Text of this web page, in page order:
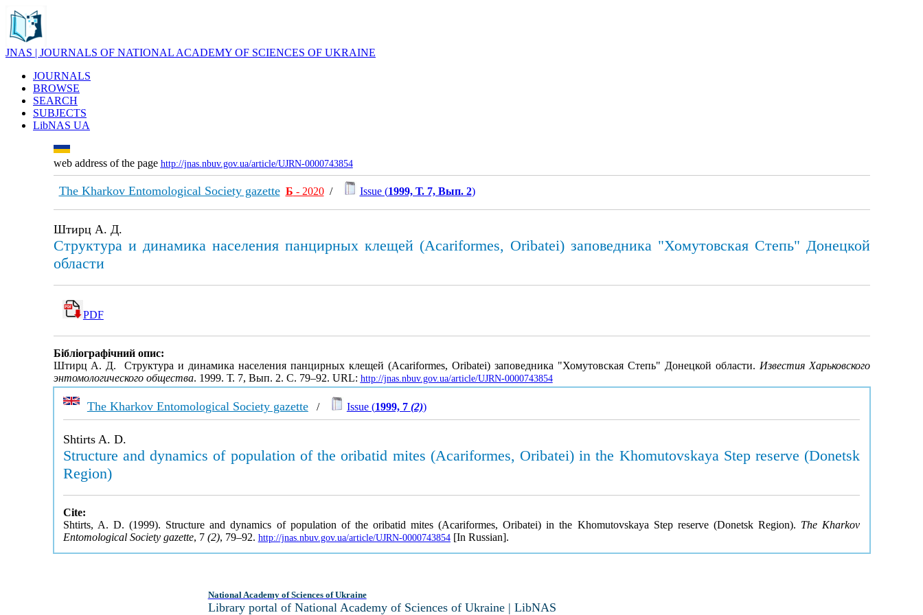
JNAS | JOURNALS OF NATIONAL ACADEMY OF SCIENCES OF UKRAINE
JOURNALS
BROWSE
SEARCH
SUBJECTS
LibNAS UA
web address of the page http://jnas.nbuv.gov.ua/article/UJRN-0000743854
The Kharkov Entomological Society gazette Б - 2020/ Issue (1999, Т. 7, Вып. 2)
Штирц А. Д.
Структура и динамика населения панцирных клещей (Acariformes, Oribatei) заповедника "Хомутовская Степь" Донецкой
области
PDF
Бібліографічний опис:
Штирц А. Д. Структура и динамика населения панцирных клещей (Acariformes, Oribatei) заповедника "Хомутовская Степь" Донецкой области. Известия Харьковского
энтомологического общества. 1999. Т. 7, Вып. 2. С. 79–92. URL: http://jnas.nbuv.gov.ua/article/UJRN-0000743854
The Kharkov Entomological Society gazette/ Issue (1999, 7 (2))
Shtirts A. D.
Structure and dynamics of population of the oribatid mites (Acariformes, Oribatei) in the Khomutovskaya Step reserve (Donetsk
Region)
Cite:
Shtirts, A. D. (1999). Structure and dynamics of population of the oribatid mites (Acariformes, Oribatei) in the Khomutovskaya Step reserve (Donetsk Region). The Kharkov
Entomological Society gazette, 7 (2), 79–92. http://jnas.nbuv.gov.ua/article/UJRN-0000743854[In Russian].
National Academy of Sciences of Ukraine
Library portal of National Academy of Sciences of Ukraine | LibNAS